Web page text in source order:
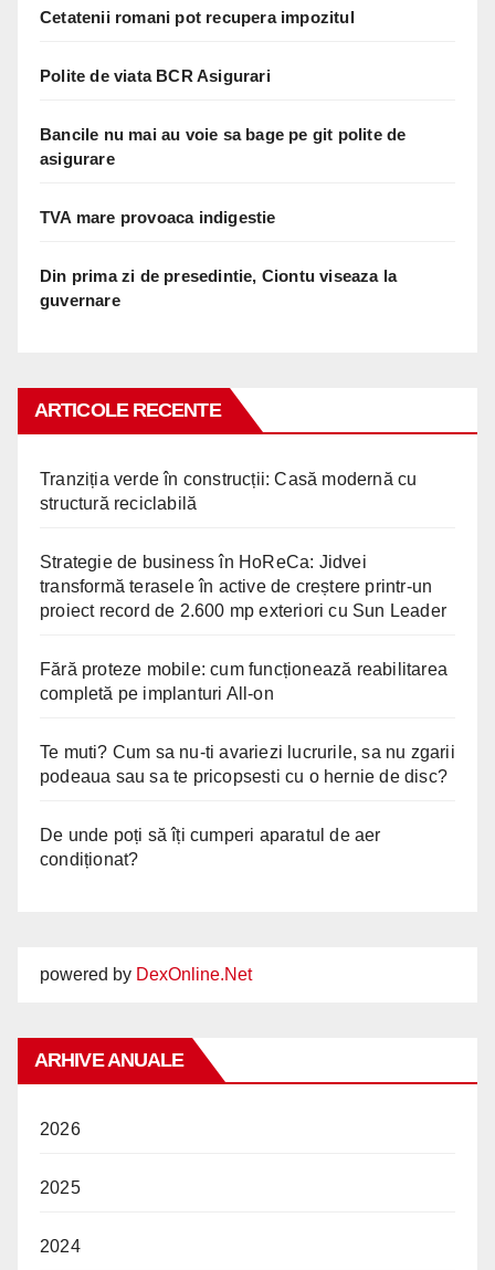
Cetatenii romani pot recupera impozitul
Polite de viata BCR Asigurari
Bancile nu mai au voie sa bage pe git polite de
asigurare
TVA mare provoaca indigestie
Din prima zi de presedintie, Ciontu viseaza la
guvernare
ARTICOLE RECENTE
Tranziția verde în construcții: Casă modernă cu
structură reciclabilă
Strategie de business în HoReCa: Jidvei
transformă terasele în active de creștere printr-un
proiect record de 2.600 mp exteriori cu Sun Leader
Fără proteze mobile: cum funcționează reabilitarea
completă pe implanturi All-on
Te muti? Cum sa nu-ti avariezi lucrurile, sa nu zgarii
podeaua sau sa te pricopsesti cu o hernie de disc?
De unde poți să îți cumperi aparatul de aer
condiționat?
powered by DexOnline.Net
ARHIVE ANUALE
2026
2025
2024